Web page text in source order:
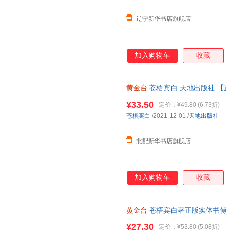
辽宁新华书店旗舰店
加入购物车 收藏
黄金台 苍梧宾白 天地出版社
¥33.50 定价： ¥49.80 (6.73折)
北配新华书店旗舰店
苍梧宾白 /2021-12-01 /天地出版社
加入购物车 收藏
黄金台 苍梧宾白著正版实体书
¥27.30 定价： ¥53.80 (5.08折)